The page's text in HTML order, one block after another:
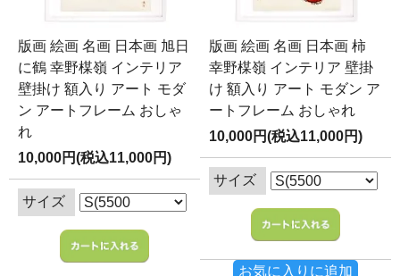
版画 絵画 名画 日本画 旭日
に鶴 幸野楳嶺 インテリア
壁掛け 額入り アート モダ
ン アートフレーム おしゃ
れ
10,000円(税込11,000円)
サイズ
版画 絵画 名画 日本画 柿
幸野楳嶺 インテリア 壁掛
け 額入り アート モダン ア
ートフレーム おしゃれ
10,000円(税込11,000円)
サイズ
お気に入りに追加